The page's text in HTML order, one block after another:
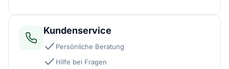
Kundenservice
Persönliche Beratung
Hilfe bei Fragen